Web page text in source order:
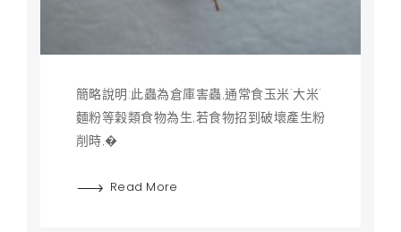
簡略說明:此蟲為倉庫害蟲,通常食玉米`大米`
麵粉等穀類食物為生,若食物招到破壞產生粉
削時,�
Read More